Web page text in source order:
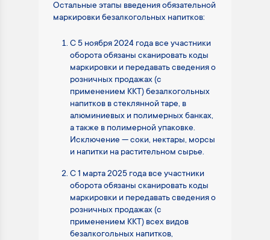
Остальные этапы введения обязательной
маркировки безалкогольных напитков:
С 5 ноября 2024 года все участники
оборота обязаны сканировать коды
маркировки и передавать сведения о
розничных продажах (с
применением ККТ) безалкогольных
напитков в стеклянной таре, в
алюминиевых и полимерных банках,
а также в полимерной упаковке.
Исключение — соки, нектары, морсы
и напитки на растительном сырье.
С 1 марта 2025 года все участники
оборота обязаны сканировать коды
маркировки и передавать сведения о
розничных продажах (с
применением ККТ) всех видов
безалкогольных напитков,